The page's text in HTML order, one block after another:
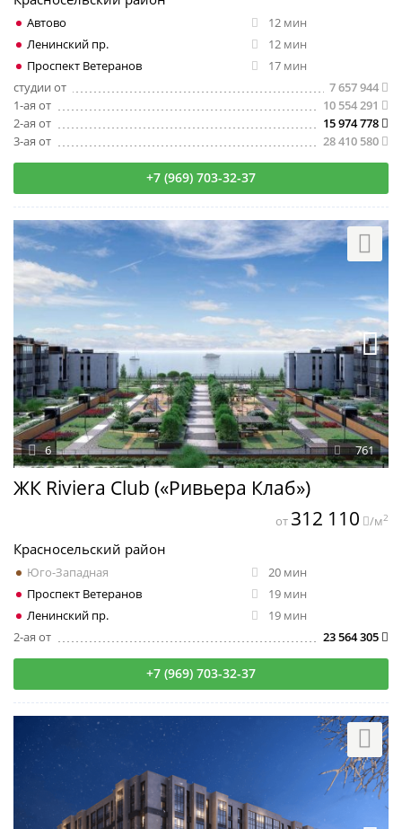
Автово
12 мин
Ленинский пр.
12 мин
Проспект Ветеранов
17 мин
студии от
7 657 944
1-ая от
10 554 291
2-ая от
15 974 778
3-ая от
28 410 580
+7 (969) 703-32-37
ЖК Riviera Club («Ривьера Клаб»)
761
6
Красносельский район
Юго-Западная
20 мин
Проспект Ветеранов
19 мин
Ленинский пр.
19 мин
2-ая от
23 564 305
от 312 110 /м2
+7 (969) 703-32-37